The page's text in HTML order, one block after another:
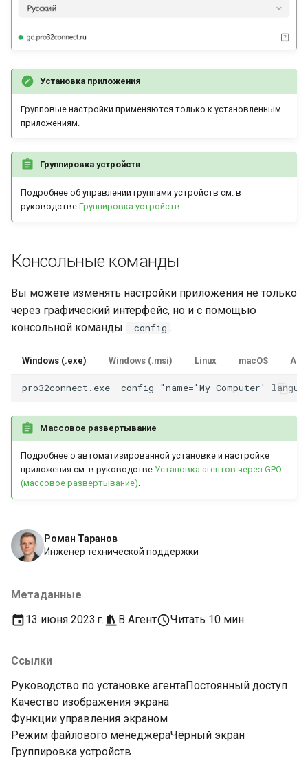
Роман Таранов
Инженер технической поддержки
Метаданные
13 июня 2023 г.
В Агент Читать 10 мин
Ссылки
Руководство по установке агентаПостоянный доступ
Качество изображения экрана
Функции управления экраном
Режим файлового менеджераЧёрный экран
Группировка устройств
Установка приложения
Групповые настройки применяются только к установленным
приложениям.
Группировка устройств
Подробнее об управлении группами устройств см. в
руководстве Группировка устройств
Консольные команды
Вы можете изменять настройки приложения не только
через графический интерфейс, но и с помощью
консольной команды -config .
Windows (.exe) Windows (.msi) Linux macOS
Массовое развертывание
Подробнее о автоматизированной установке и настройке
приложения см. в руководстве Установка агентов через GPO
(массовое развертывание).